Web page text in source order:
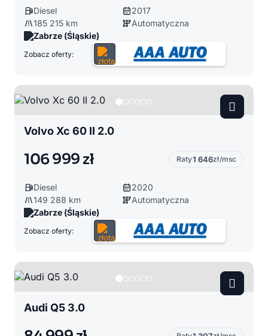
Diesel
2017
185 215 km
Automatyczna
Zabrze (Śląskie)
Zobacz oferty:
Volvo Xc 60 II 2.0
106 999 zł Raty1 646zł/msc
Diesel
2020
149 288 km
Automatyczna
Zabrze (Śląskie)
Zobacz oferty:
Audi Q5 3.0